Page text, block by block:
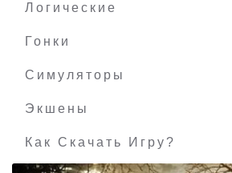
Логические
Гонки
Симуляторы
Экшены
Как Скачать Игру?